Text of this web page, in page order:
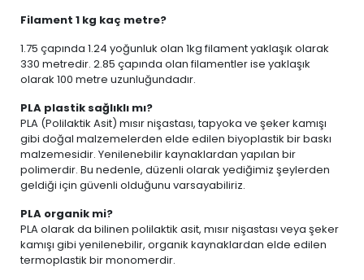
Filament 1 kg kaç metre?
1.75 çapında 1.24 yoğunluk olan 1kg filament yaklaşık olarak
330 metredir. 2.85 çapında olan filamentler ise yaklaşık
olarak 100 metre uzunluğundadır.
PLA plastik sağlıklı mı?
PLA (Polilaktik Asit) mısır nişastası, tapyoka ve şeker kamışı
gibi doğal malzemelerden elde edilen biyoplastik bir baskı
malzemesidir. Yenilenebilir kaynaklardan yapılan bir
polimerdir. Bu nedenle, düzenli olarak yediğimiz şeylerden
geldiği için güvenli olduğunu varsayabiliriz.
PLA organik mi?
PLA olarak da bilinen polilaktik asit, mısır nişastası veya şeker
kamışı gibi yenilenebilir, organik kaynaklardan elde edilen
termoplastik bir monomerdir.